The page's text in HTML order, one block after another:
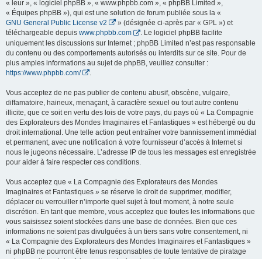
« leur », « logiciel phpBB », « www.phpbb.com », « phpBB Limited »,
« Équipes phpBB »), qui est une solution de forum publiée sous la «
GNU General Public License v2
» (désignée ci-après par « GPL ») et
téléchargeable depuis www.phpbb.com
. Le logiciel phpBB facilite
uniquement les discussions sur Internet ; phpBB Limited n’est pas responsable
du contenu ou des comportements autorisés ou interdits sur ce site. Pour de
plus amples informations au sujet de phpBB, veuillez consulter :
https://www.phpbb.com/
Vous acceptez de ne pas publier de contenu abusif, obscène, vulgaire,
diffamatoire, haineux, menaçant, à caractère sexuel ou tout autre contenu
illicite, que ce soit en vertu des lois de votre pays, du pays où « La Compagnie
des Explorateurs des Mondes Imaginaires et Fantastiques » est hébergé ou du
droit international. Une telle action peut entraîner votre bannissement immédiat
et permanent, avec une notification à votre fournisseur d’accès à Internet si
nous le jugeons nécessaire. L’adresse IP de tous les messages est enregistrée
pour aider à faire respecter ces conditions.
Vous acceptez que « La Compagnie des Explorateurs des Mondes
Imaginaires et Fantastiques » se réserve le droit de supprimer, modifier,
déplacer ou verrouiller n’importe quel sujet à tout moment, à notre seule
discrétion. En tant que membre, vous acceptez que toutes les informations que
vous saisissez soient stockées dans une base de données. Bien que ces
informations ne soient pas divulguées à un tiers sans votre consentement, ni
« La Compagnie des Explorateurs des Mondes Imaginaires et Fantastiques »
ni phpBB ne pourront être tenus responsables de toute tentative de piratage